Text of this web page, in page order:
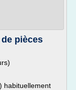
pièces
habituellement